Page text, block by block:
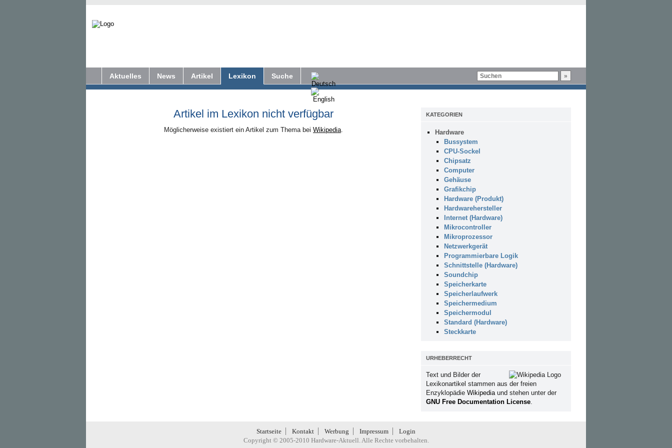
Aktuelles News Artikel Lexikon Suche
Artikel im Lexikon nicht verfügbar
Möglicherweise existiert ein Artikel zum Thema bei Wikipedia.
KATEGORIEN
Hardware
Bussystem
CPU-Sockel
Chipsatz
Computer
Gehäuse
Grafikchip
Hardware (Produkt)
Hardwarehersteller
Internet (Hardware)
Mikrocontroller
Mikroprozessor
Netzwerkgerät
Programmierbare Logik
Schnittstelle (Hardware)
Soundchip
Speicherkarte
Speicherlaufwerk
Speichermedium
Speichermodul
Standard (Hardware)
Steckkarte
URHEBERRECHT
Text und Bilder der
Lexikonartikel stammen aus der freien
Enzyklopädie Wikipediaund stehen unter der
GNU Free Documentation License.
Startseite Kontakt Werbung Impressum
Login
Copyright © 2005-2010 Hardware-Aktuell. Alle Rechte vorbehalten.